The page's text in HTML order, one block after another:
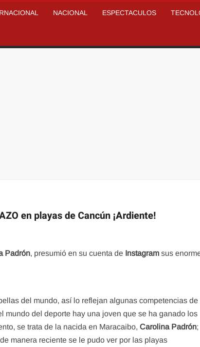
NACIONAL ESPECTACULOS
en playas de Cancún ¡Ardiente!
Padrón, presumió en su cuenta de Instagram sus
del mundo, así lo reflejan algunas competencias de
mundo del deporte hay una joven que se ha ganado los
se trata de la nacida en Maracaibo,Carolina Padrón;
manera reciente se le pudo ver por las playas